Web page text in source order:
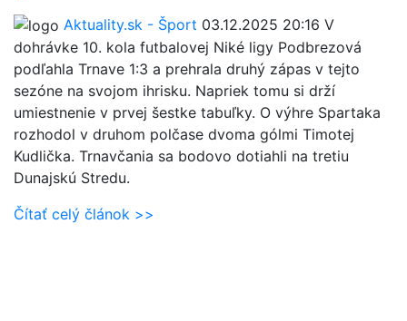
Aktuality.sk - Šport 03.12.2025 20:16 V
dohrávke 10. kola futbalovej Niké ligy Podbrezová
podľahla Trnave 1:3 a prehrala druhý zápas v tejto
sezóne na svojom ihrisku. Napriek tomu si drží
umiestnenie v prvej šestke tabuľky. O výhre Spartaka
rozhodol v druhom polčase dvoma gólmi Timotej
Kudlička. Trnavčania sa bodovo dotiahli na tretiu
Dunajskú Stredu.
Čítať celý článok >>